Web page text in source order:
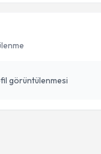
görüntülenmesi